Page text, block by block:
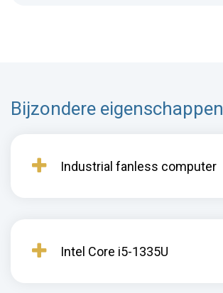
Bijzondere eigenschappen
Industrial fanless computer
Intel Core i5-1335U